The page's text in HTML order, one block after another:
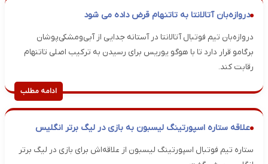
دروازه‌بان آتالانتا به تاتنهام قرض داده می شود
دروازه‌بان تیم فوتبال آتالانتا در آستانه جدایی از آبی‌و‌مشکی‌پوشان
برگامو قرار دارد تا با هوگو یوریس برای رسیدن به ترکیب اصلی تاتنهام
رقابت‌ کند.
ادامه مطلب
علاقه‌‌ ستاره اسپورتینگ لیسبون به بازی در لیگ برتر انگلیس
ستاره تیم فوتبال اسپورتینگ لیسبون از علاقه‌اش برای بازی در لیگ برتر